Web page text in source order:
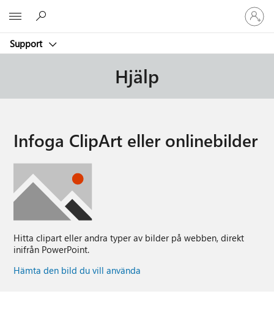
Support
Logga
in
på
konto
Hjälp
Infoga ClipArt eller onlinebilder
Hitta clipart eller andra typer av bilder på webben, direkt
inifrån PowerPoint.
Hämta den bild du vill använda